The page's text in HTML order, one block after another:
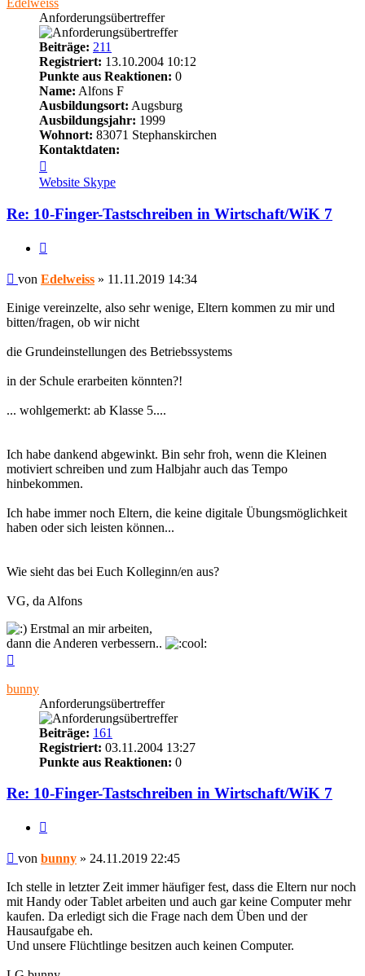
Edelweiss
Anforderungsübertreffer
Beiträge: 211
Registriert: 13.10.2004 10:12
Punkte aus Reaktionen: 0
Name: Alfons F
Ausbildungsort: Augsburg
Ausbildungsjahr: 1999
Wohnort: 83071 Stephanskirchen
Kontaktdaten:
von
Edelweiss
Website Skype
Re: 10-Finger-Tastschreiben in Wirtschaft/WiK 7
Beitrag
von Edelweiss » 11.11.2019 14:34
Einige vereinzelte, also sehr wenige, Eltern kommen zu mir und
bitten/fragen, ob wir nicht
die Grundeinstellungen des Betriebssystems
in der Schule erarbeiten könnten?!
... wohlgemerkt: ab Klasse 5....
Ich habe dankend abgewinkt. Bin sehr froh, wenn die Kleinen
motiviert schreiben und zum Halbjahr auch das Tempo
hinbekommen.
Ich habe immer noch Eltern, die keine digitale Übungsmöglichkeit
haben oder sich leisten können...
Wie sieht das bei Euch Kolleginn/en aus?
VG, da Alfons
Erstmal an mir arbeiten,
dann die Anderen verbessern..
bunny
Anforderungsübertreffer
Beiträge: 161
Registriert: 03.11.2004 13:27
Punkte aus Reaktionen: 0
Re: 10-Finger-Tastschreiben in Wirtschaft/WiK 7
Beitrag
von bunny » 24.11.2019 22:45
Ich stelle in letzter Zeit immer häufiger fest, dass die Eltern nur noch
mit Handy oder Tablet arbeiten und auch gar keine Computer mehr
kaufen. Da erledigt sich die Frage nach dem Üben und der
Hausaufgabe eh.
Und unsere Flüchtlinge besitzen auch keinen Computer.